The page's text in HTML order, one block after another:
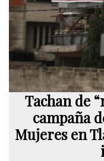
Tachan de
campaña
Mujeres en